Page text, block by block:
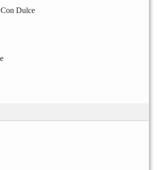
Dulce